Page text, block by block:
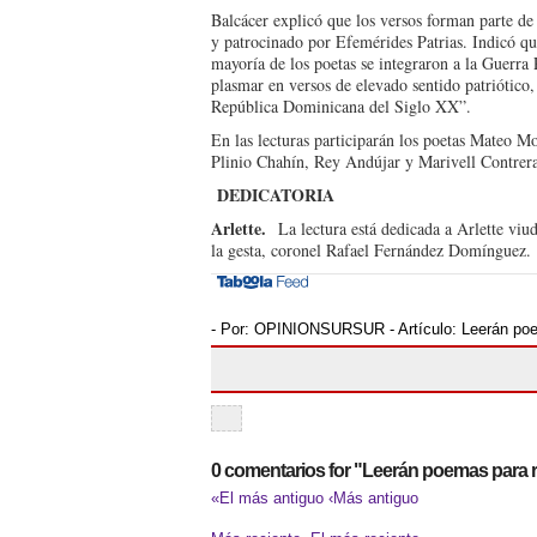
Balcácer explicó que los ver­sos forman parte
y patrocinado por Efemérides Patrias. Indicó
mayoría de los poetas se integraron a la
plasmar en versos de elevado sentido
República Dominicana del Siglo XX”.
En las lecturas participa­rán los poetas Mateo
Plinio Ch­ahín, Rey Andújar y Mari­vell
DEDICATORIA
Arlette. La lectura está dedicada a Arlette
la gesta, coronel Rafael Fernán­dez Domínguez.
- Por: OPINIONSURSUR - Artículo: Leerán
0 comentarios for "Leerán poemas para
«El más antiguo ‹Más antiguo